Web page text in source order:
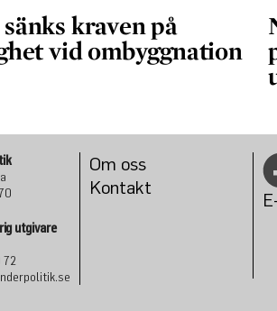
kraven på
vid ombyggnation
utgivare
72
Om oss
Kontakt